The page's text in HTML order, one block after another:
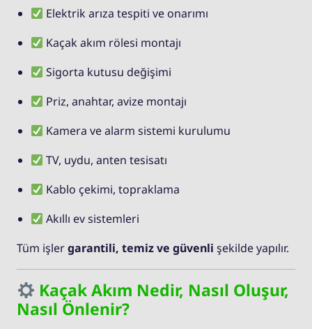
Elektrik arıza tespiti ve onarımı
Kaçak akım rölesi montajı
Sigorta kutusu değişimi
Priz, anahtar, avize montajı
Kamera ve alarm sistemi kurulumu
TV, uydu, anten tesisatı
Kablo çekimi, topraklama
Akıllı ev sistemleri
Tüm işlergarantili, temiz ve güvenli şekilde yapılır.
Kaçak Akım Nedir, Nasıl Oluşur,
Nasıl Önlenir?